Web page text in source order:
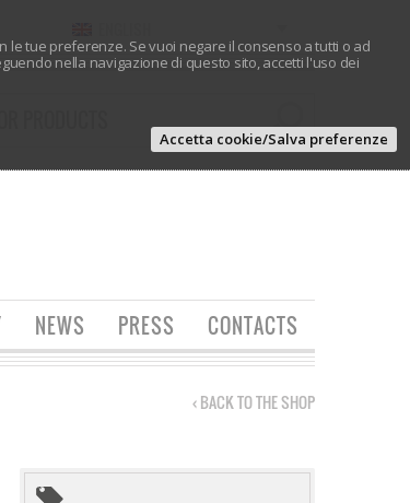
tue preferenze. Se vuoi negare il consenso a tutti o ad
nella navigazione di questo sito, accetti l'uso dei
Accetta cookie/Salva preferenze
NEWS PRESS CONTACTS
‹ BACK TO THE SHOP